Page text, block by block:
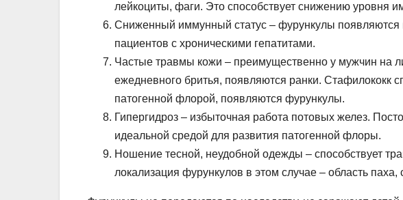
лейкоциты, фаги. Это способствует снижению уровня
Сниженный иммунный статус – фурункулы появляются
пациентов с хроническими гепатитами.
Частые травмы кожи – преимущественно у мужчин на
ежедневного бритья, появляются ранки. Стафилококк
патогенной флорой, появляются фурункулы.
Гипергидроз – избыточная работа потовых желез.
идеальной средой для развития патогенной флоры.
Ношение тесной, неудобной одежды – способствует
локализация фурункулов в этом случае – область паха,